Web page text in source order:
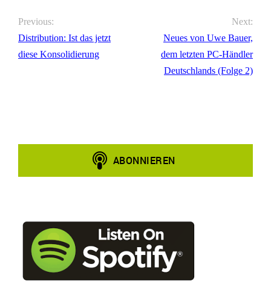
Previous:
Distribution: Ist das jetzt
diese Konsolidierung
Next:
Neues von Uwe Bauer,
dem letzten PC-Händler
Deutschlands (Folge 2)